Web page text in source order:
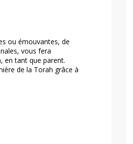
ou émouvantes, de
vous fera
en tant que parent.
de la Torah grâce à